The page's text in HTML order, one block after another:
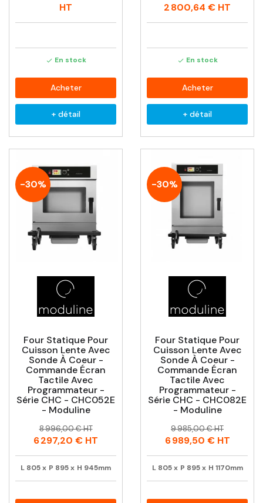
HT
 En stock
Acheter
+ détail
habituel
2 800,64 € HT
 En stock
Acheter
+ détail
-30%
Four Statique Pour
Cuisson Lente Avec
Sonde À Coeur -
Commande Écran
Tactile Avec
Programmateur -
Série CHC - CHC052E
- Moduline
Prix
Prix
habituel
8 996,00 € HT
6 297,20 € HT
L 805x P 895x H 945mm
-30%
Four Statique Pour
Cuisson Lente Avec
Sonde À Coeur -
Commande Écran
Tactile Avec
Programmateur -
Série CHC - CHC082E
- Moduline
Prix
Prix
habituel
9 985,00 € HT
6 989,50 €HT
L 805 x P 895 x H 1170mm